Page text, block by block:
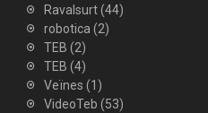
Ravalsurt(44)
robotica (2)
TEB (2)
TEB (4)
Veïnes (1)
VideoTeb (53)